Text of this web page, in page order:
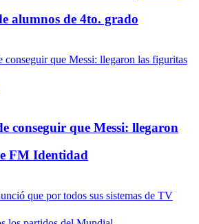
alumnos de 4to. grado
conseguir que Messi: llegaron
FM Identidad